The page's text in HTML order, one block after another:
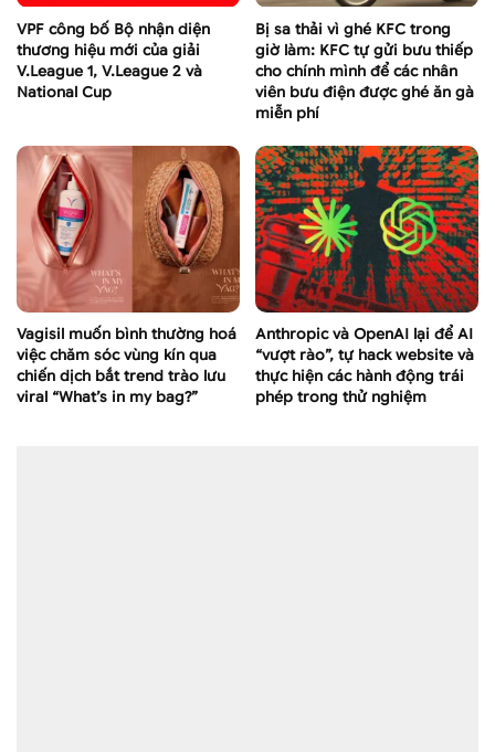
VPF công bố Bộ nhận diện
thương hiệu mới của giải
V.League 1, V.League 2 và
National Cup
Bị sa thải vì ghé KFC trong
giờ làm: KFC tự gửi bưu thiếp
cho chính mình để các nhân
viên bưu điện được ghé ăn gà
miễn phí
Vagisil muốn bình thường hoá
việc chăm sóc vùng kín qua
chiến dịch bắt trend trào lưu
viral “What’s in my bag?”
Anthropic và OpenAI lại để AI
“vượt rào”, tự hack website và
thực hiện các hành động trái
phép trong thử nghiệm